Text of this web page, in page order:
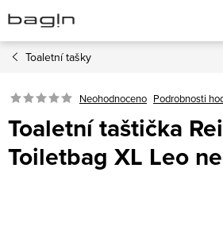
na
obsah
Toaletní tašky
Neohodnoceno Podrobnosti
Toaletní taštička
Toiletbag XL Leo